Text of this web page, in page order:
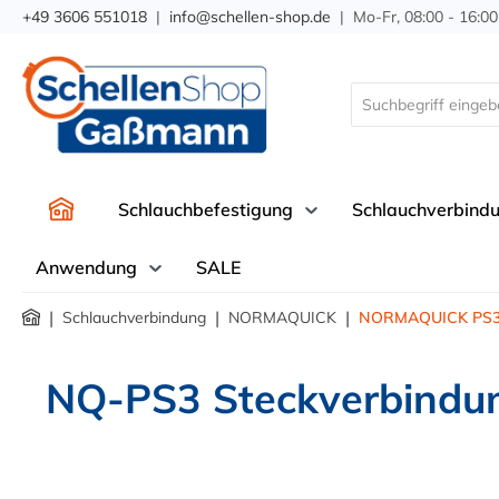
Zur Hauptnavigation springen
+49 3606 551018 | info@schellen-shop.de | Mo-Fr, 08:00 -
Schlauchbefestigung
Anwendung SALE
| Schlauchverbindung | NORMAQUICK | NORMAQUICK
NQ-PS3